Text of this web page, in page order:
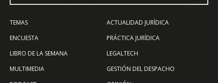
TEMAS
ENCUESTA
LIBRO DE LA SEMANA
MULTIMEDIA
ACTUALIDAD JURÍDICA
PRÁCTICA JURÍDICA
LEGALTECH
GESTIÓN DEL DESPACHO